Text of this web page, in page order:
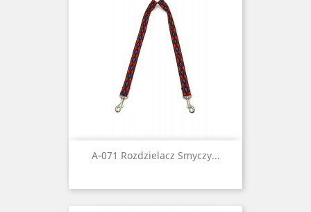
A-071 Rozdzielacz Smyczy...